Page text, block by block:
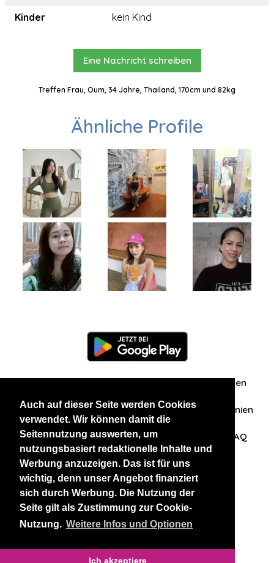
Auch auf dieser Seite werden Cookies
verwendet. Wir können damit die
Seitennutzung auswerten, um
nutzungsbasiert redaktionelle Inhalte und
Werbung anzuzeigen. Das ist für uns
wichtig, denn unser Angebot finanziert
sich durch Werbung. Die Nutzung der
Seite gilt als Zustimmung zur Cookie-
Nutzung. Weitere Infos und Optionen
Ich akzeptiere
Kinder
kein Kind
Eine Nachricht schreiben
Treffen Frau, Oum, 34 Jahre, Thailand, 170cm und 82kg
Ähnliche Profile
Zuschriften/Erfahrungen
Datenschutzerklärung AGB Datenschutzrichtlinien
Nehmen Sie Kontakt mit uns auf FAQ
Unsere anderen Websites
BlackAndBeauties RussianKisses
Copyright 2026 thaidatevip